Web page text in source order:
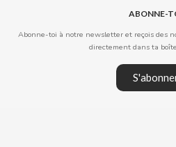
ABONNE-
Abonne-toi à notre newsletter et reçois des
directement dans ta